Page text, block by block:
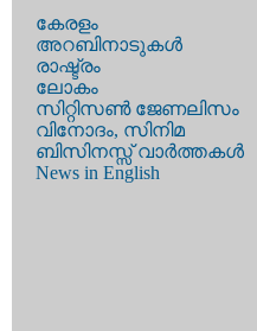
കേരളം
അറബിനാടുകള്‍
രാഷ്ട്രം
ലോകം
സിറ്റിസണ്‍ ജേണലിസം
വിനോദം, സിനിമ
ബിസിനസ്സ് വാര്‍ത്തകള്‍
News in English